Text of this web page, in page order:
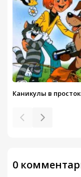
Каникулы в
0